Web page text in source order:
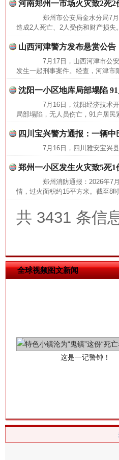
河南郑州一市场火灾致2死
郑州市公安局金水分局7月
造成2人死亡、2人受伤和财产损
山西河津警方发布悬赏公告
7月17日，山西河津市公
发生一起刑事案件。经查，河津
沈阳一小区地库局部塌陷
7月16日，沈阳经济技术开
局部塌陷，无人员伤亡，91户居
四川宝兴警方通报：一辆
7月16日，四川雅安宝兴县
郑州一小区发生火灾致5死
郑州消防通报：2026年7月
情，过火面积约15平方米。截至8
共 3431 条信
全球视频图文新闻
网上购药对药下症？